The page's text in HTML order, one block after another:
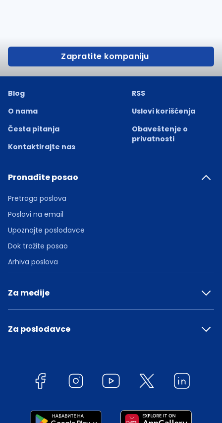
Zapratite kompaniju
Blog
O nama
Česta pitanja
Kontaktirajte nas
RSS
Uslovi korišćenja
Obaveštenje o
privatnosti
Pronađite posao
Pretraga poslova
Poslovi na email
Upoznajte poslodavce
Dok tražite posao
Arhiva poslova
Za medije
Za poslodavce